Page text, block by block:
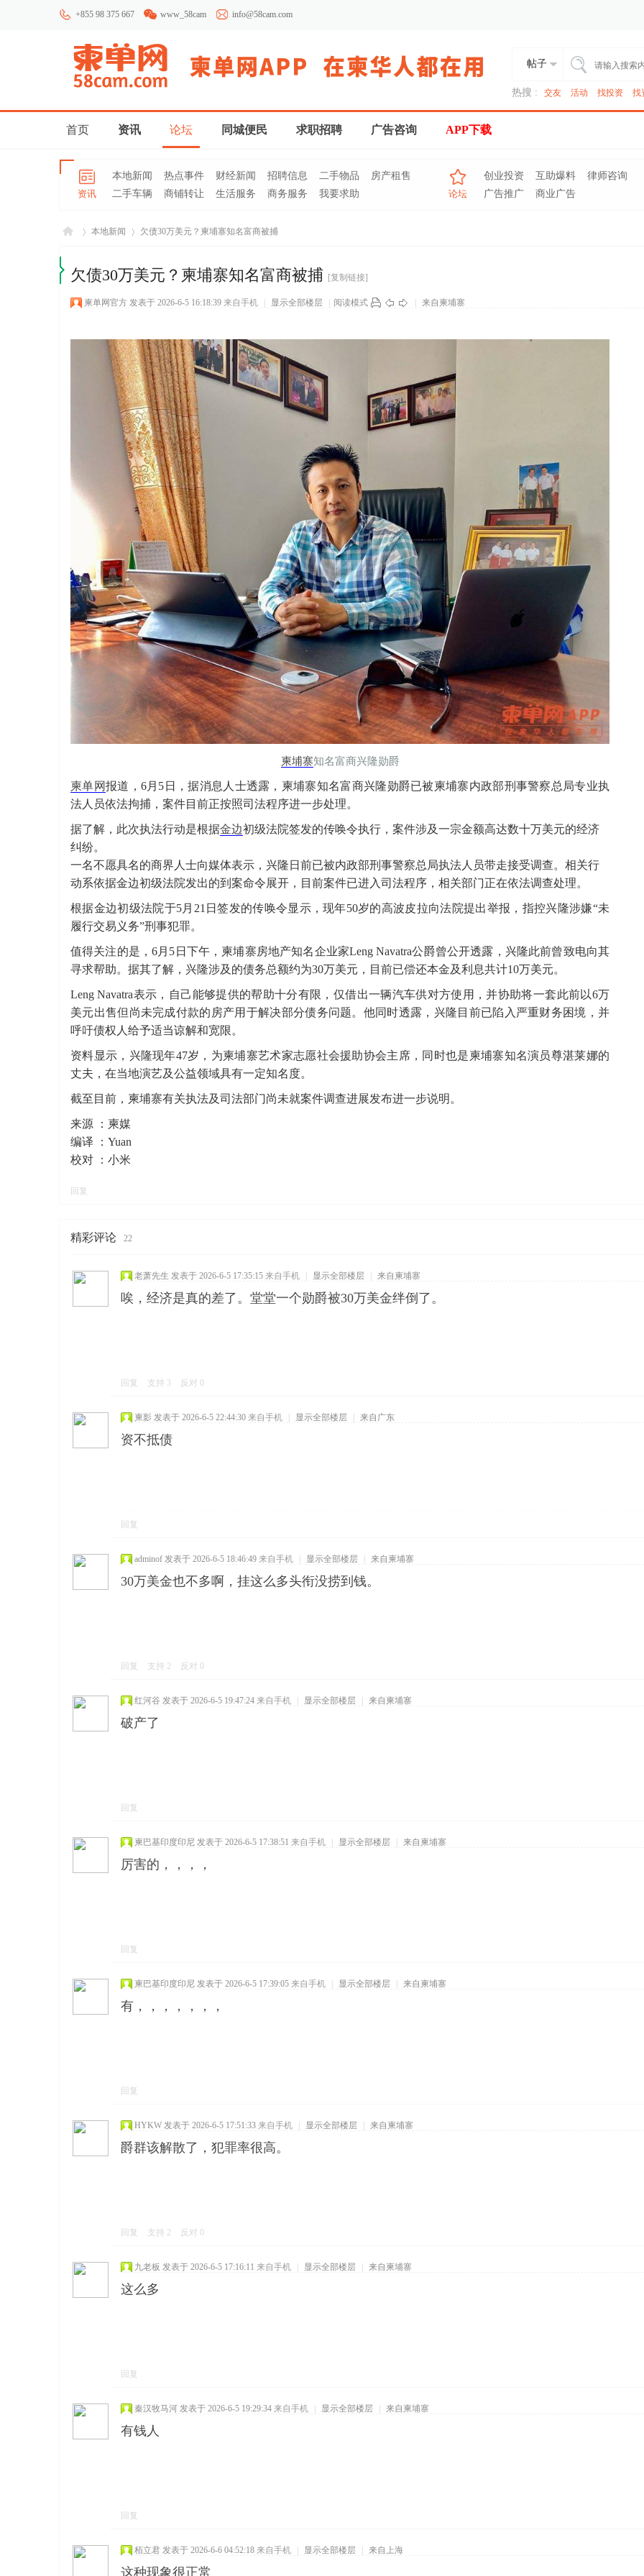
+855 98 375 667 www_58cam info@58cam.com
帖子
热搜 : 交友 活动 找投资 找
首页 资讯 论坛 同城便民 求职招聘 广告咨询 APP下载
资讯
本地新闻 热点事件 财经新闻 招聘信息 二手物品
房产租售
二手车辆
商铺转让 生活服务 商务服务 我要求助 论坛
创业投资 互助爆料
律师咨询
广告推广
商业广告
单网
本地新闻 欠债30万美元？柬埔寨知名富商被捕
欠债30万美元？柬埔寨知名富商被捕 [复制链接]
柬单网官方 发表于 2026-6-5 16:18:39 来自手机 显示全部楼层 阅读模式 来自柬埔寨
柬埔寨知名富商兴隆勋爵
柬单网报道，6月5日，据消息人士透露，柬埔寨知名富商兴隆勋爵已被柬埔寨内政部刑事警察总局专业执
法人员依法拘捕，案件目前正按照司法程序进一步处理。
据了解，此次执法行动是根据金边初级法院签发的传唤令执行，案件涉及一宗金额高达数十万美元的经济
纠纷。
一名不愿具名的商界人士向媒体表示，兴隆日前已被内政部刑事警察总局执法人员带走接受调查。相关行
动系依据金边初级法院发出的到案命令展开，目前案件已进入司法程序，相关部门正在依法调查处理。
根据金边初级法院于5月21日签发的传唤令显示，现年50岁的高波皮拉向法院提出举报，指控兴隆涉嫌“未
履行交易义务”刑事犯罪。
值得关注的是，6月5日下午，柬埔寨房地产知名企业家Leng Navatra公爵曾公开透露，兴隆此前曾致电向其
寻求帮助。据其了解，兴隆涉及的债务总额约为30万美元，目前已偿还本金及利息共计10万美元。
Leng Navatra表示，自己能够提供的帮助十分有限，仅借出一辆汽车供对方使用，并协助将一套此前以6万
美元出售但尚未完成付款的房产用于解决部分债务问题。他同时透露，兴隆目前已陷入严重财务困境，并
呼吁债权人给予适当谅解和宽限。
资料显示，兴隆现年47岁，为柬埔寨艺术家志愿社会援助协会主席，同时也是柬埔寨知名演员尊湛莱娜的
丈夫，在当地演艺及公益领域具有一定知名度。
截至目前，柬埔寨有关执法及司法部门尚未就案件调查进展发布进一步说明。
来源 ：柬媒
编译 ：Yuan
校对 ：小米
回复
精彩评论 22
老萧先生 发表于 2026-6-5 17:35:15 来自手机 显示全部楼层 来自柬埔寨
唉，经济是真的差了。堂堂一个勋爵被30万美金绊倒了。
回复 支持 3 反对 0
柬影 发表于 2026-6-5 22:44:30 来自手机 显示全部楼层 来自广东
资不抵债
回复
adminof 发表于 2026-6-5 18:46:49 来自手机 显示全部楼层 来自柬埔寨
30万美金也不多啊，挂这么多头衔没捞到钱。
回复 支持 2 反对 0
红河谷 发表于 2026-6-5 19:47:24 来自手机 显示全部楼层 来自柬埔寨
破产了
回复
柬巴基印度印尼 发表于 2026-6-5 17:38:51 来自手机 显示全部楼层 来自柬埔寨
厉害的，，，，
回复
柬巴基印度印尼 发表于 2026-6-5 17:39:05 来自手机 显示全部楼层 来自柬埔寨
有，，，，，，，
回复
HYKW 发表于 2026-6-5 17:51:33 来自手机 显示全部楼层 来自柬埔寨
爵群该解散了，犯罪率很高。
回复 支持 2 反对 0
九老板 发表于 2026-6-5 17:16:11 来自手机 显示全部楼层 来自柬埔寨
这么多
回复
秦汉牧马河 发表于 2026-6-5 19:29:34 来自手机 显示全部楼层 来自柬埔寨
有钱人
回复
栢立君 发表于 2026-6-6 04:52:18 来自手机 显示全部楼层 来自上海
这种现象很正常